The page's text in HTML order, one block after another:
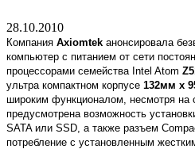
28.10.2010
Компания Axiomtek анонсировала
компьютер с питанием от сети
процессорами семейства Intel Atom Z
ультра компактном корпусе 132мм x
широким функционалом, несмотря на
предусмотрена возможность
SATA или SSD , а также разъем
потребление с установленным